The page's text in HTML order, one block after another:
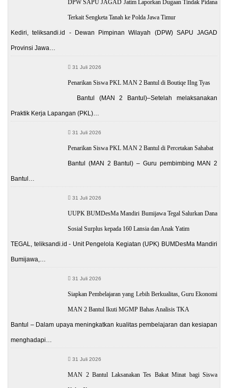
DPW SAPU JAGAD Jatim Laporkan Dugaan Tindak Pidana
Terkait Sengketa Tanah ke Polda Jawa Timur
Kediri, teliksandi.id - Dewan Pimpinan Wilayah (DPW) SAPU JAGAD
Provinsi Jawa…
31 Juli 2026
Penarikan Siswa PKL MAN 2 Bantul di Boutiqe IIng Tyas
Bantul (MAN 2 Bantul)–Setelah melaksanakan
Praktik Kerja Lapangan (PKL)…
31 Juli 2026
Penarikan Siswa PKL MAN 2 Bantul di Percetakan Sahabat
Bantul (MAN 2 Bantul) – Guru pembimbing MAN 2
Bantul…
31 Juli 2026
UUPK BUMDesMa Mandiri Bumijawa Tegal Salurkan Dana
Sosial Surplus kepada 160 Lansia dan Anak Yatim
TEGAL, teliksandi.id - Unit Pengelola Kegiatan (UPK) BUMDesMa Mandiri
Bumijawa,…
31 Juli 2026
Siapkan Pembelajaran yang Lebih Berkualitas, Guru Ekonomi
MAN 2 Bantul Ikuti MGMP Bahas Analisis TKA
Bantul – Dalam upaya meningkatkan kualitas pembelajaran dan kesiapan
menghadapi…
31 Juli 2026
MAN 2 Bantul Laksanakan Tes Bakat Minat bagi Siswa